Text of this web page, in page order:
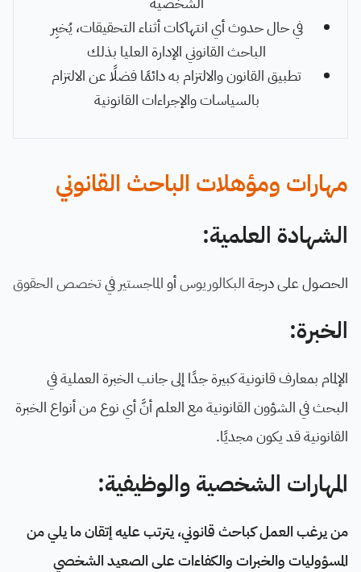
في حال حدوث أي انتهاكات أثناء التحقيقات، يُخبِر
الباحث القانوني الإدارة العليا بذلك
تطبيق القانون والالتزام به دائمًا فضلًا عن الالتزام
بالسياسات والإجراءات القانونية
مهارات ومؤهلات الباحث القانوني
الشهادة العلمية:
الحصول على درجةالبكالوريوسأوالماجستير فيتخصص الحقوق
الخبرة:
الإلمام بمعارف قانونية كبيرة جدًا إلى جانب الخبرة العملية في
البحث في الشؤون القانونية مع العلم أنَّ أي نوع من أنواع الخبرة
القانونية قد يكون مجديًا.
المهارات الشخصية والوظيفية:
من يرغب العمل كباحث قانوني، يترتب عليه إتقان ما يلي من
المسؤوليات والخبرات والكفاءات على الصعيد الشخصي